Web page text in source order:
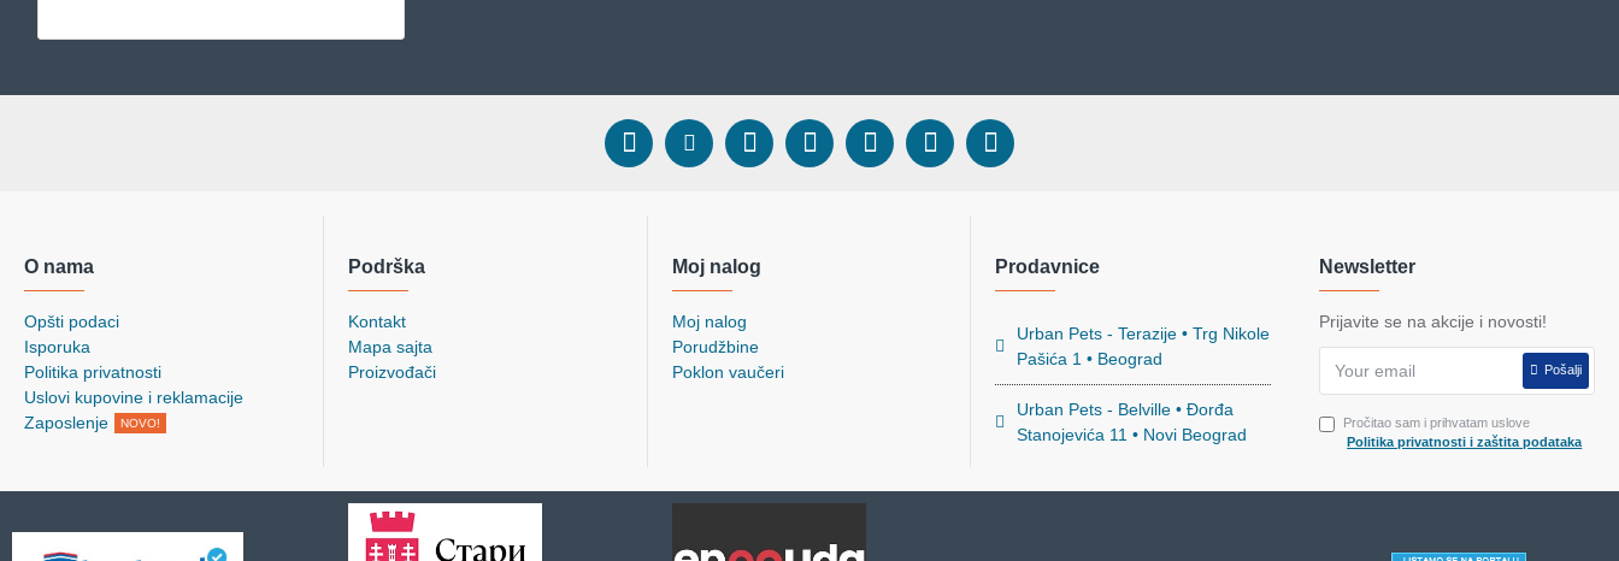
O nama
Opšti podaci
Isporuka
Politika privatnosti
Uslovi kupovine i reklamacije
Zaposlenje
NOVO!
Podrška
Kontakt
Mapa sajta
Proizvođači
Moj nalog
Moj nalog
Porudžbine
Poklon vaučeri
Prodavnice
Urban Pets - Terazije • Trg Nikole
Pašića 1 • Beograd
Urban Pets - Belville • Đorđa
Stanojevića 11 • Novi Beograd
Newsletter
Prijavite se na akcije i novosti!
Pošalji
Pročitao sam i prihvatam uslove
Politika privatnosti i zaštita podataka